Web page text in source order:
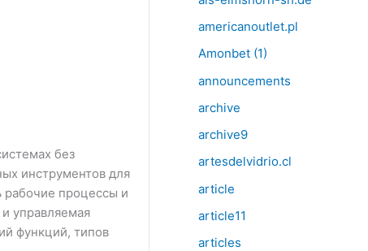
без
инструментов для
рабочие процессы и
управляемая
функций, типов
americanoutlet.pl
Amonbet (1)
announcements
archive
archive9
artesdelvidrio.cl
article
article11
articles